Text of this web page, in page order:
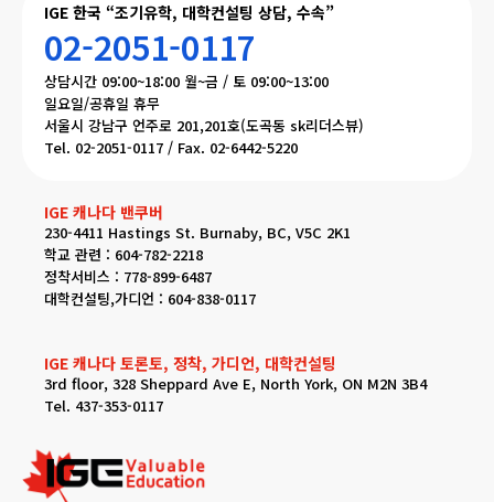
IGE 한국 “조기유학, 대학컨설팅 상담, 수속”
02-2051-0117
상담시간 09:00~18:00 월~금 / 토 09:00~13:00
일요일/공휴일 휴무
서울시 강남구 언주로 201,201호(도곡동 sk리더스뷰)
Tel. 02-2051-0117 / Fax. 02-6442-5220
IGE 캐나다 밴쿠버
230-4411 Hastings St. Burnaby, BC, V5C 2K1
학교 관련 : 604-782-2218
정착서비스 : 778-899-6487
대학컨설팅,가디언 : 604-838-0117
IGE 캐나다 토론토, 정착, 가디언, 대학컨설팅
3rd floor, 328 Sheppard Ave E, North York, ON M2N 3B4
Tel. 437-353-0117